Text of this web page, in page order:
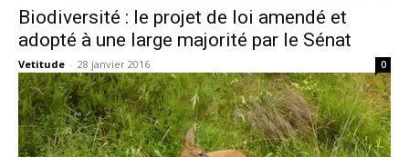
Biodiversité : le projet de loi amendé et
adopté à une large majorité par le Sénat
Vetitude - 28 janvier 2016 0